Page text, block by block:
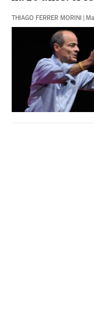
THIAGO FERRER MORINI |